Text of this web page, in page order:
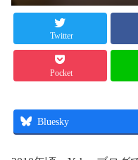
Twitter
Pocket
Bluesky